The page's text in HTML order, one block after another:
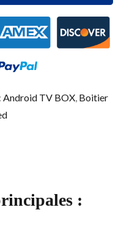
Android TV BOX, Boitier
: